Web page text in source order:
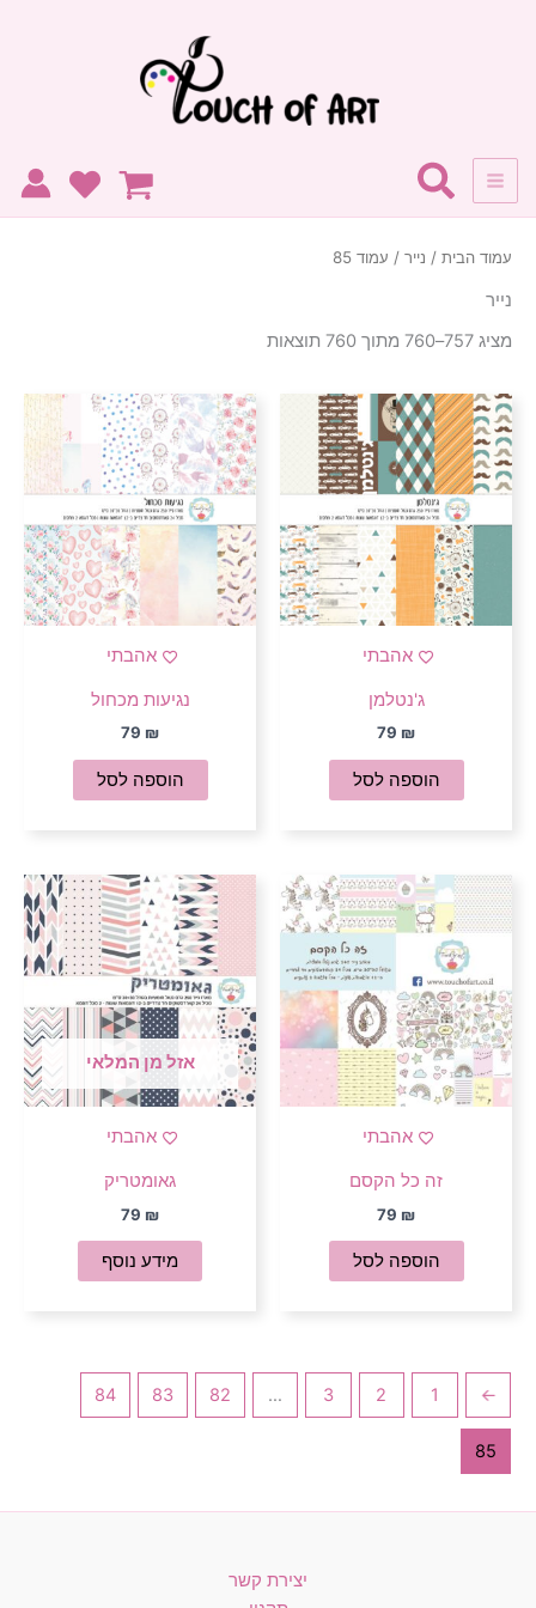
עמוד הבית / נייר / עמוד 85
נייר
מציג 757–760 מתוך 760 תוצאות
העדכני
אהבתי
ג'נטלמן
79 ₪
הוספה לסל
אהבתי
נגיעות מכחול
79 ₪
הוספה לסל
אהבתי
זה כל הקסם
79 ₪
הוספה לסל
אזל מן המלאי
אהבתי
גאומטריק
79 ₪
מידע נוסף
→
1
2
3
…
82
83
84
85
יצירת קשר